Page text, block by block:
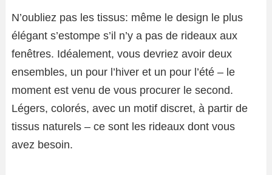
N’oubliez pas les tissus: même le design le plus
élégant s’estompe s’il n’y a pas de rideaux aux
fenêtres. Idéalement, vous devriez avoir deux
ensembles, un pour l’hiver et un pour l’été – le
moment est venu de vous procurer le second.
Légers, colorés, avec un motif discret, à partir de
tissus naturels – ce sont les rideaux dont vous
avez besoin.